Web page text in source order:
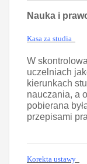
Nauka i
Kasa za studia
W
uczelniach
kierunkach
nauczania, a
pobierana
przepisami
Korekta ustawy